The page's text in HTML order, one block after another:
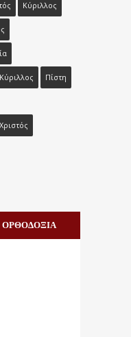
Κύριλλος
Πίστη
Χριστός
ΟΡΘΟΔΟΞΙΑ